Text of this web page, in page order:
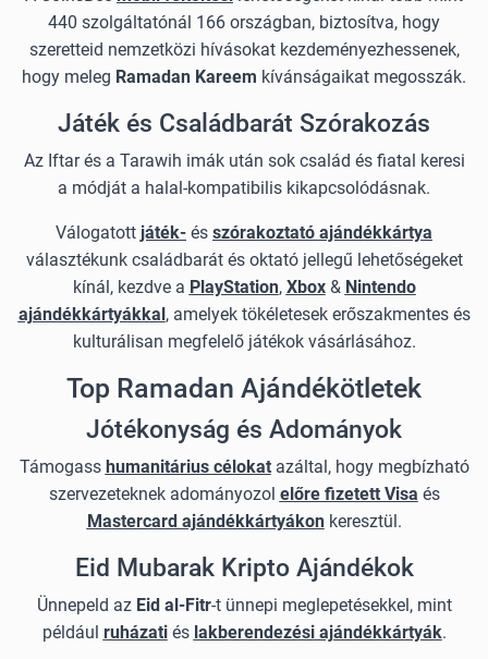
440 szolgáltatónál 166 országban, biztosítva, hogy
szeretteid nemzetközi hívásokat kezdeményezhessenek,
hogy meleg Ramadan Kareem kívánságaikat megosszák.
Játék és Családbarát Szórakozás
Az Iftar és a Tarawih imák után sok család és fiatal keresi
a módját a halal-kompatibilis kikapcsolódásnak.
Válogatott játék- és szórakoztató ajándékkártya
választékunk családbarát és oktató jellegű lehetőségeket
kínál, kezdve a PlayStation, Xbox& Nintendo
ajándékkártyákkal, amelyek tökéletesek erőszakmentes és
kulturálisan megfelelő játékok vásárlásához.
Top Ramadan Ajándékötletek
Jótékonyság és Adományok
Támogass humanitárius célokatazáltal, hogy megbízható
szervezeteknek adományozol előre fizetett Visa és
Mastercard ajándékkártyákonkeresztül.
Eid Mubarak Kripto Ajándékok
Ünnepeld az Eid al-Fitr-t ünnepi meglepetésekkel, mint
például ruházatiés lakberendezési ajándékkártyák.